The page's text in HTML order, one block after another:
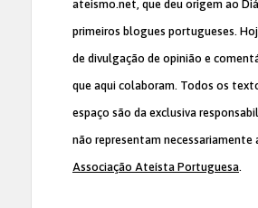
ateismo.net, que deu origem ao
primeiros blogues portugueses.
de divulgação de opinião e
que aqui colaboram. Todos os
espaço são da exclusiva
não representam necessariamente
Associação Ateísta Portuguesa.